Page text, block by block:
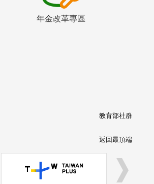
年金改革專區
教育部社群
返回最頂端